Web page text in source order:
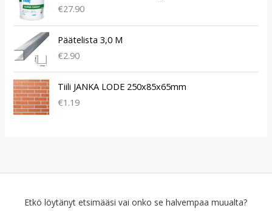
€27.90
Päätelista 3,0 M
€2.90
Tiili JANKA LODE 250x85x65mm
€1.19
Etkö löytänyt etsimääsi vai onko se halvempaa muualta?